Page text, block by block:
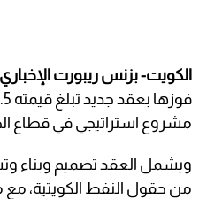
الكويت- بزنس ريبورت
مشروع استراتيجي في قطاع
ويشمل العقد تصميم وبناء
من حقول النفط الكويتية، مع